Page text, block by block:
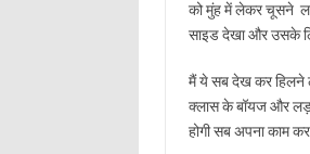
को मुंह में लेकर चूसने
साइड देखा और उसके
मैं ये सब देख कर हिलने
क्लास के बॉयज और
होगी सब अपना काम